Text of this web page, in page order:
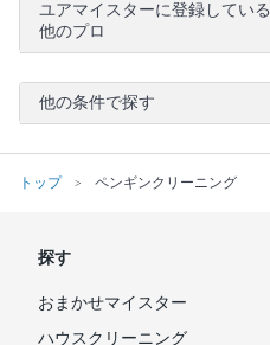
ユアマイスターに登録している
他のプロ
他の条件で探す
トップ ペンギンクリーニング
探す
おまかせマイスター
ハウスクリーニング